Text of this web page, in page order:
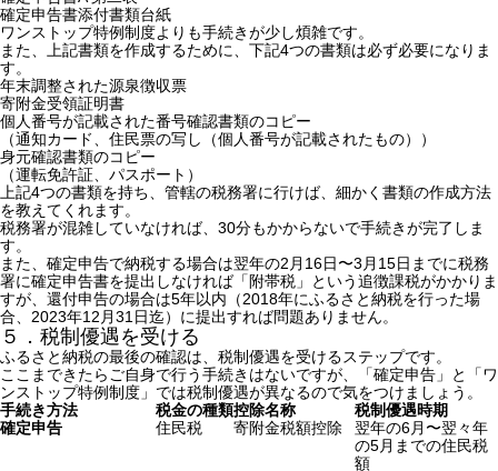
確定申告書添付書類台紙
ワンストップ特例制度よりも手続きが少し煩雑です。
また、上記書類を作成するために、下記4つの書類は必ず必要になりま
す。
年末調整された源泉徴収票
寄附金受領証明書
個人番号が記載された番号確認書類のコピー
（通知カード、住民票の写し（個人番号が記載されたもの））
身元確認書類のコピー
（運転免許証、パスポート）
上記4つの書類を持ち、管轄の税務署に行けば、細かく書類の作成方法
を教えてくれます。
税務署が混雑していなければ、30分もかからないで手続きが完了しま
す。
また、確定申告で納税する場合は翌年の2月16日〜3月15日までに税務
署に確定申告書を提出しなければ「附帯税」という追徴課税がかかりま
すが、還付申告の場合は5年以内（2018年にふるさと納税を行った場
合、2023年12月31日迄）に提出すれば問題ありません。
５．税制優遇を受ける
ふるさと納税の最後の確認は、税制優遇を受けるステップです。
ここまできたらご自身で行う手続きはないですが、「確定申告」と「ワ
ンストップ特例制度」では税制優遇が異なるので気をつけましょう。
手続き方法
税金の種類控除名称
税制優遇時期
確定申告
住民税 寄附金税額控除
翌年の6月〜翌々年
の5月までの住民税
額